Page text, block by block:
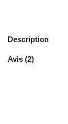
Description
Avis (2)